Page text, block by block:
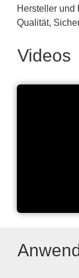
Hersteller und
Qualität,
Videos
X-